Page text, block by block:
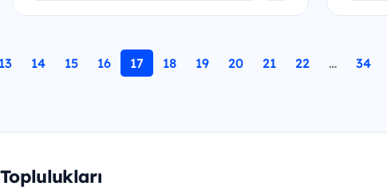
13 14 15 16 17 18 19 20 21 22 … 34